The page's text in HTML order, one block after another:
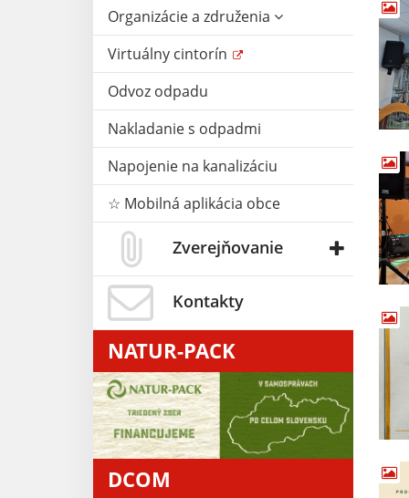
Organizácie a združenia
Virtuálny cintorín
Odvoz odpadu
Nakladanie s odpadmi
Napojenie na kanalizáciu
☆ Mobilná aplikácia obce
Zverejňovanie
Kontakty
NATUR-PACK
DCOM